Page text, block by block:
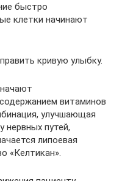
быстро
клетки начинают
кривую улыбку.
витаминов
улучшающая
нервных путей,
липоевая
«Келтикан».